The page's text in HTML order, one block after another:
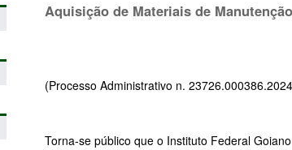
Aquisição de Materiais de
(Processo Administrativo n.
Torna-se público que o Instituto Federal